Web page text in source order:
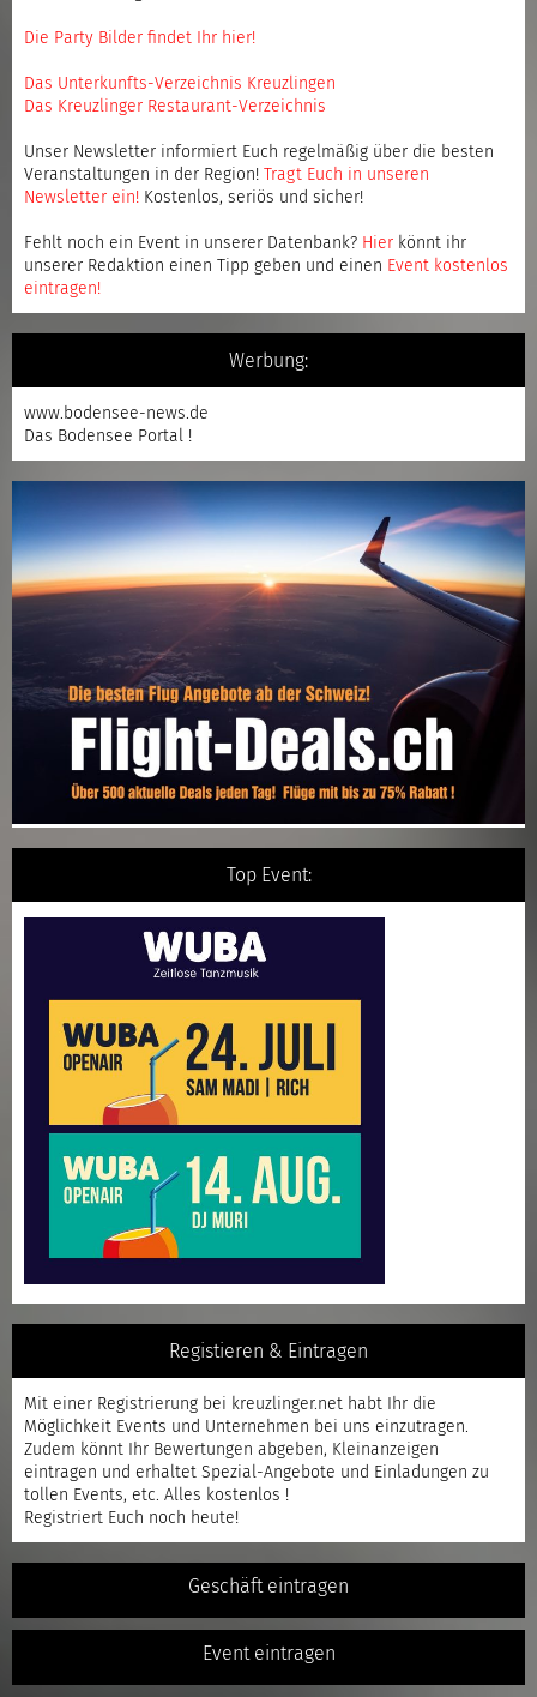
Die Party Bilder findet Ihr hier!
Das Unterkunfts-Verzeichnis Kreuzlingen
Das Kreuzlinger Restaurant-Verzeichnis
Unser Newsletter informiert Euch regelmäßig über die besten
Veranstaltungen in der Region!
Tragt Euch in unseren
Newsletter ein! Kostenlos, seriös und sicher!
Fehlt noch ein Event in unserer Datenbank? Hier könnt ihr
unserer Redaktion einen Tipp geben und einen Event kostenlos
eintragen!
Werbung:
www.bodensee-news.de
Das Bodensee Portal !
Top Event:
Registieren & Eintragen
Mit einer Registrierung bei kreuzlinger.net habt Ihr die
Möglichkeit Events und Unternehmen bei uns einzutragen.
Zudem könnt Ihr Bewertungen abgeben, Kleinanzeigen
eintragen und erhaltet Spezial-Angebote und Einladungen zu
tollen Events, etc. Alles kostenlos !
Registriert Euch noch heute!
Geschäft eintragen
Event eintragen